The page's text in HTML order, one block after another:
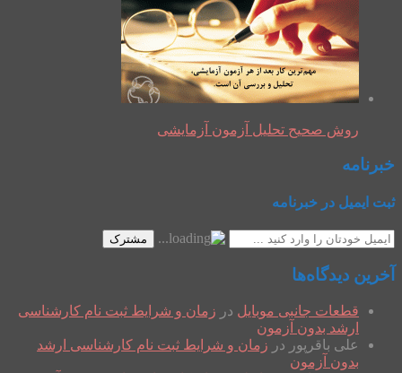
روش صحیح تحلیل آزمون آزمایشی
خبرنامه
ثبت ایمیل در خبرنامه
مشترک
آخرین دیدگاه‌ها
قطعات جانبی موبایل در زمان و شرایط ثبت نام کارشناسی
ارشد بدون آزمون
علی باقرپور در زمان و شرایط ثبت نام کارشناسی ارشد
بدون آزمون